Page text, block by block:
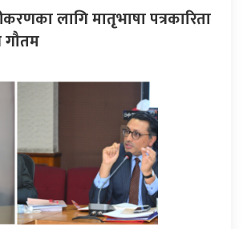
लागि मातृभाषा पत्रकारिता
गौतम